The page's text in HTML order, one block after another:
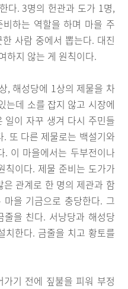
다. 3명의 헌관과 도가 1명,
하는 역할을 하며 마을 주
사람 중에서 뽑는다. 대진
하지 않는 게 원칙이다.
, 해성당에 1상의 제물을 차
는데 소를 잡지 않고 시장에
일이 자꾸 생겨 다시 주민들
또 다른 제물로는 백설기와
. 이 마을에서는 두부전이나
칙이다. 제물 준비는 도가가
관계로 한 명의 제관과 함
을 기금으로 충당한다. 그
을 친다. 서낭당과 해성당
치한다. 금줄을 치고 황토를
기 전에 짚불을 피워 부정